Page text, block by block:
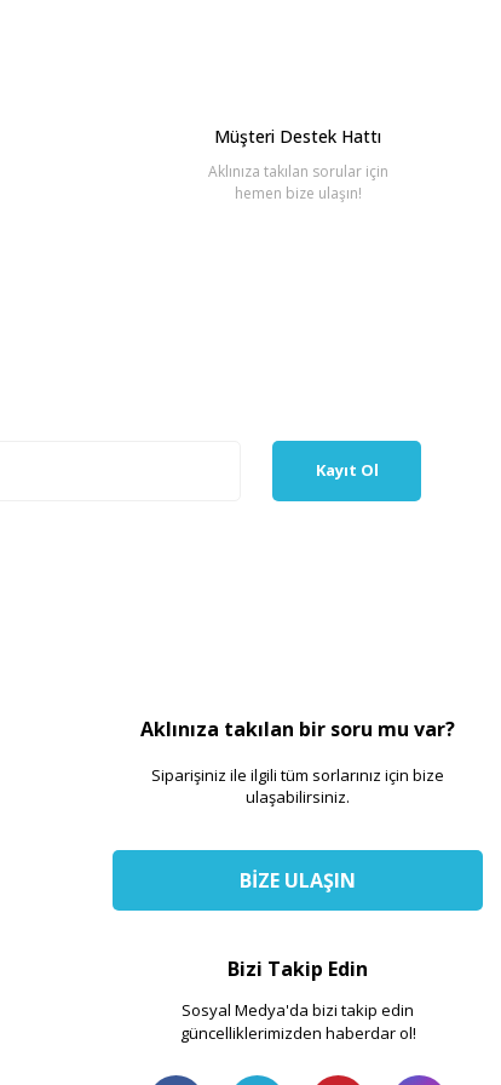
Müşteri Destek Hattı
Aklınıza takılan sorular için
hemen bize ulaşın!
Kayıt Ol
Aklınıza takılan bir soru mu var?
Siparişiniz ile ilgili tüm sorlarınız için bize
ulaşabilirsiniz.
BİZE ULAŞIN
Bizi Takip Edin
Sosyal Medya'da bizi takip edin
güncelliklerimizden haberdar ol!